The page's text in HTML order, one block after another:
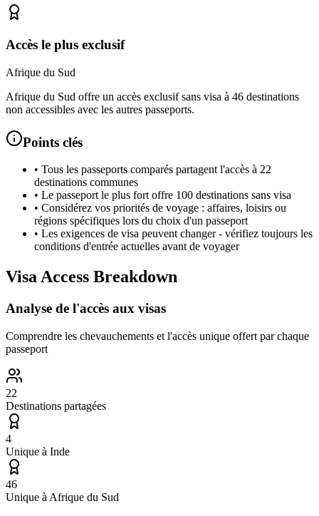
Accès le plus exclusif
Afrique du Sud
Afrique du Sud offre un accès exclusif sans visa à 46 destinations
non accessibles avec les autres passeports.
Points clés
• Tous les passeports comparés partagent l'accès à 22
destinations communes
• Le passeport le plus fort offre 100 destinations sans visa
• Considérez vos priorités de voyage : affaires, loisirs ou
régions spécifiques lors du choix d'un passeport
• Les exigences de visa peuvent changer - vérifiez toujours les
conditions d'entrée actuelles avant de voyager
Visa Access Breakdown
Analyse de l'accès aux visas
Comprendre les chevauchements et l'accès unique offert par chaque
passeport
22
Destinations partagées
4
Unique à Inde
46
Unique à Afrique du Sud